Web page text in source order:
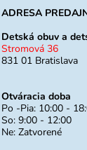
ADRESA
Detská obuv a
Stromová 36
831 01 Bratislava
Otváracia doba
Po -Pia: 10:00 -
So: 9:00 - 12:00
Ne: Zatvorené